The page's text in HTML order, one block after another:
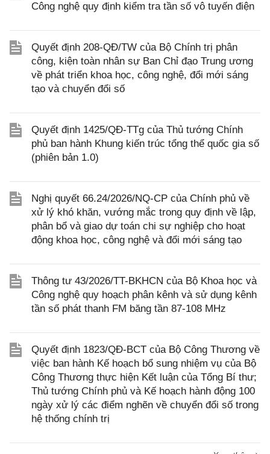
Công nghệ quy định kiểm tra tần số vô tuyến điện
Quyết định 208-QĐ/TW của Bộ Chính trị phân
công, kiện toàn nhân sự Ban Chỉ đạo Trung ương
về phát triển khoa học, công nghệ, đổi mới sáng
tạo và chuyển đổi số
Quyết định 1425/QĐ-TTg của Thủ tướng Chính
phủ ban hành Khung kiến trúc tổng thể quốc gia số
(phiên bản 1.0)
Nghị quyết 66.24/2026/NQ-CP của Chính phủ về
xử lý khó khăn, vướng mắc trong quy định về lập,
phân bổ và giao dự toán chi sự nghiệp cho hoạt
động khoa học, công nghệ và đổi mới sáng tạo
Thông tư 43/2026/TT-BKHCN của Bộ Khoa học và
Công nghệ quy hoạch phân kênh và sử dụng kênh
tần số phát thanh FM băng tần 87-108 MHz
Quyết định 1823/QĐ-BCT của Bộ Công Thương về
việc ban hành Kế hoạch bổ sung nhiệm vụ của Bộ
Công Thương thực hiện Kết luận của Tổng Bí thư;
Thủ tướng Chính phủ và Kế hoạch hành động 100
ngày xử lý các điểm nghẽn về chuyển đổi số trong
hệ thống chính trị